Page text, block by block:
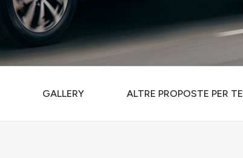
GALLERY ALTRE PROPOSTE PER TE